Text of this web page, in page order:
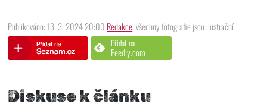
Publikováno: 13. 3. 2024 20:00 Redakce, všechny fotografie jsou ilustrační
Přidat na
Feedly.com
Diskuse k článku